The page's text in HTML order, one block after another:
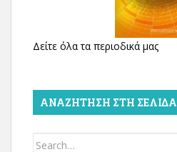
Δείτε όλα τα περιοδικά μας
ΑΝΑΖΉΤΗΣΗ ΣΤΗ ΣΕΛΊΔΑ
Search